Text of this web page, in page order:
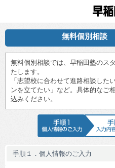
無料個別相談
無料個別相談では、早稲田塾のス
たします。
「志望校に合わせて進路相談した
ンを立てたい」など。具体的なご
込みください。
手順1
手順１．個人情報のご入力